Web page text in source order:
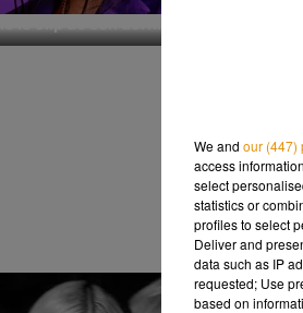
We and our (447)
access
select
statistics or
profiles to select
Deliver and
data such as IP
requested; Use
based on